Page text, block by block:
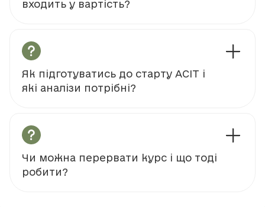
входить у вартість?
Як підготуватись до старту АСІТ і
які аналізи потрібні?
Чи можна перервати курс і що тоді
робити?